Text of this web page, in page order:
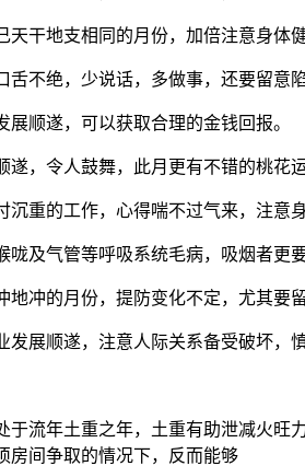
干地支相同的月份，加倍注意身体健
不绝，少说话，多做事，还要留意
顺遂，可以获取合理的金钱回报。
，令人鼓舞，此月更有不错的桃花
沉重的工作，心得喘不过气来，注
及气管等呼吸系统毛病，吸烟者更
地冲的月份，提防变化不定，尤其要
展顺遂，注意人际关系备受破坏，
于流年土重之年，土重有助泄减火
房间争取的情况下，反而能够